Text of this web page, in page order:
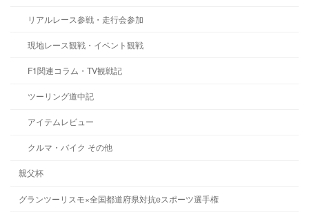
リアルレース参戦・走行会参加
現地レース観戦・イベント観戦
F1関連コラム・TV観戦記
ツーリング道中記
アイテムレビュー
クルマ・バイク その他
親父杯
グランツーリスモ×全国都道府県対抗eスポーツ選手権